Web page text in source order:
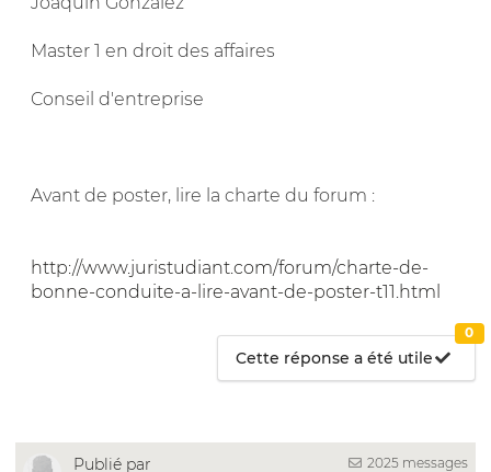
Master 1 en droit des affaires
Conseil d'entreprise
Avant de poster, lire la charte du forum :
http://www.juristudiant.com/forum/charte-de-
bonne-conduite-a-lire-avant-de-poster-t11.html
Cette réponse a été utile
0
Publié par
2025 messages